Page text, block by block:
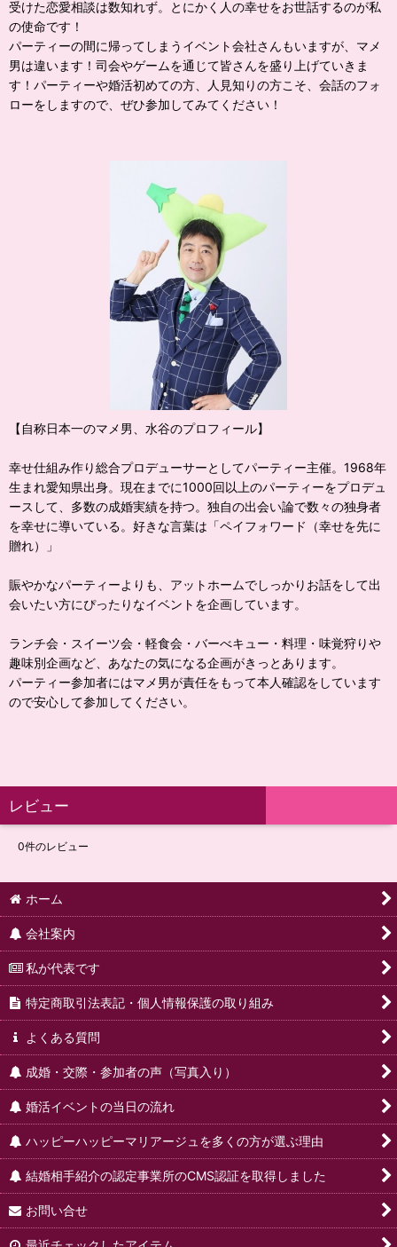
受けた恋愛相談は数知れず。とにかく人の幸せをお世話するのが私
の使命です！
パーティーの間に帰ってしまうイベント会社さんもいますが、マメ
男は違います！司会やゲームを通じて皆さんを盛り上げていきま
す！パーティーや婚活初めての方、人見知りの方こそ、会話のフォ
ローをしますので、ぜひ参加してみてください！
【自称日本一のマメ男、水谷のプロフィール】
幸せ仕組み作り総合プロデューサーとしてパーティー主催。1968年
生まれ愛知県出身。現在までに1000回以上のパーティーをプロデュ
ースして、多数の成婚実績を持つ。独自の出会い論で数々の独身者
を幸せに導いている。好きな言葉は「ペイフォワード（幸せを先に
贈れ）」
賑やかなパーティーよりも、アットホームでしっかりお話をして出
会いたい方にぴったりなイベントを企画しています。
ランチ会・スイーツ会・軽食会・バーべキュー・料理・味覚狩りや
趣味別企画など、あなたの気になる企画がきっとあります。
パーティー参加者にはマメ男が責任をもって本人確認をしています
ので安心して参加してください。
レビュー
0件のレビュー
ホーム
会社案内
私が代表です
特定商取引法表記・個人情報保護の取り組み
よくある質問
成婚・交際・参加者の声（写真入り）
婚活イベントの当日の流れ
ハッピーハッピーマリアージュを多くの方が選ぶ理由
結婚相手紹介の認定事業所のCMS認証を取得しました
お問い合せ